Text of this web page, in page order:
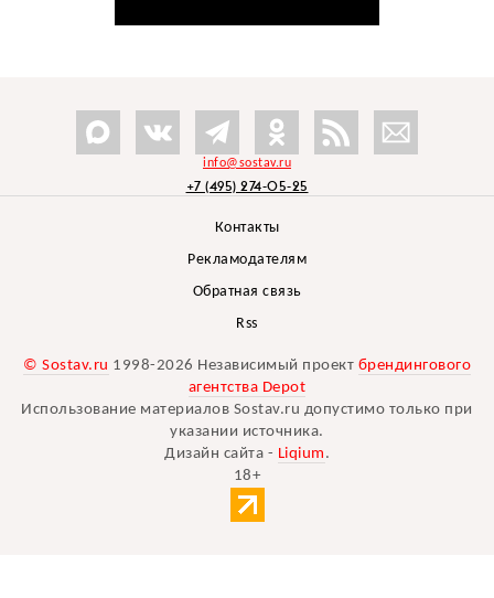
info@sostav.ru
+7 (495) 274-05-25
Контакты
Рекламодателям
Обратная связь
Rss
© Sostav.ru 1998-2026 Независимый проект брендингового
агентства Depot
Использование материалов Sostav.ru допустимо только при
указании источника.
Дизайн сайта - Liqium .
18+